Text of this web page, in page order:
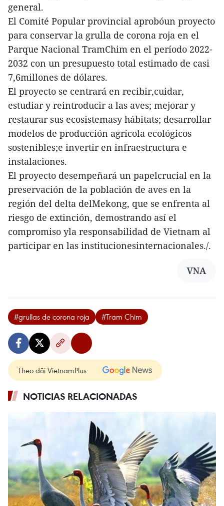
general.
El Comité Popular provincial aprobóun proyecto
para conservar la grulla de corona roja en el
Parque Nacional TramChim en el período 2022-
2032 con un presupuesto total estimado de casi
7,6millones de dólares.
El proyecto se centrará en recibir,cuidar,
estudiar y reintroducir a las aves; mejorar y
restaurar sus ecosistemasy hábitats; desarrollar
modelos de producción agrícola ecológicos
sostenibles;e invertir en infraestructura e
instalaciones.
El proyecto desempeñará un papelcrucial en la
preservación de la población de aves en la
región del delta delMekong, que se enfrenta al
riesgo de extinción, demostrando así el
compromiso yla responsabilidad de Vietnam al
participar en las institucionesinternacionales./.
VNA
#grullas de corona roja #Tram Chim
Theo dõi VietnamPlus
NOTICIAS RELACIONADAS